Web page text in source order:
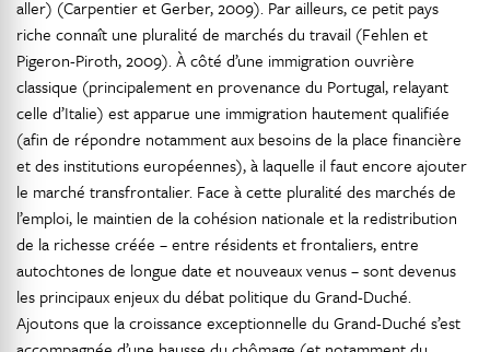
aller) (Carpentier et Gerber, 2009). Par ailleurs, ce petit pays
riche connaît une pluralité de marchés du travail (Fehlen et
Pigeron-Piroth, 2009). À côté d’une immigration ouvrière
classique (principalement en provenance du Portugal, relayant
celle d’Italie) est apparue une immigration hautement qualifiée
(afin de répondre notamment aux besoins de la place financière
et des institutions européennes), à laquelle il faut encore ajouter
le marché transfrontalier. Face à cette pluralité des marchés de
l’emploi, le maintien de la cohésion nationale et la redistribution
de la richesse créée – entre résidents et frontaliers, entre
autochtones de longue date et nouveaux venus – sont devenus
les principaux enjeux du débat politique du Grand-Duché.
Ajoutons que la croissance exceptionnelle du Grand-Duché s’est